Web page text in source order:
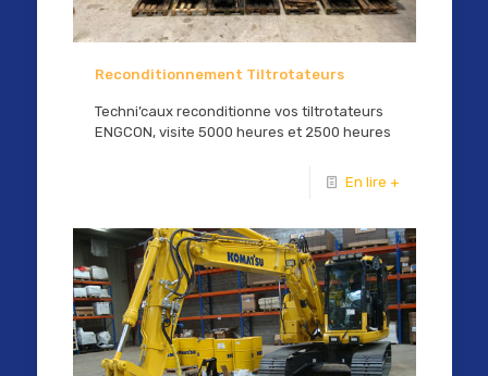
Reconditionnement Tiltrotateurs
Techni’caux reconditionne vos tiltrotateurs
ENGCON, visite 5000 heures et 2500 heures
En lire +